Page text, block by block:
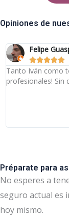
Opiniones de
Felipe

Tanto Iván como
profesionales! Sin
Préparate para
No esperes a
seguro actual es
hoy mismo.